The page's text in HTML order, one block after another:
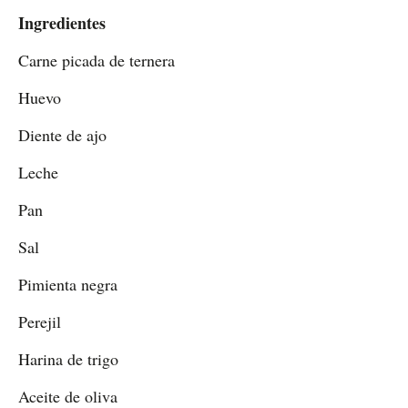
Ingredientes
Carne picada de ternera
Huevo
Diente de ajo
Leche
Pan
Sal
Pimienta negra
Perejil
Harina de trigo
Aceite de oliva